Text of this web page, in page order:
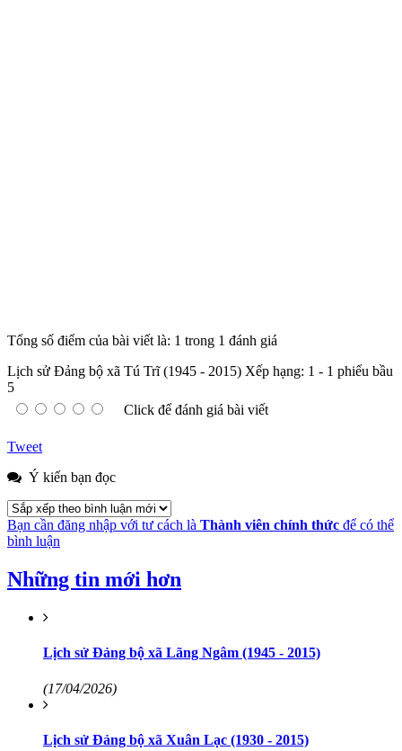
Tổng số điểm của bài viết là: 1 trong 1 đánh giá
Lịch sử Đảng bộ xã Tú Trĩ (1945 - 2015) Xếp hạng: 1 - 1 phiếu bầu
5
Click để đánh giá bài viết
Tweet
Ý kiến bạn đọc
Bạn cần đăng nhập với tư cách là Thành viên chính thức để có thể
bình luận
Những tin mới hơn
Lịch sử Đảng bộ xã Lãng Ngâm (1945 - 2015)
(17/04/2026)
Lịch sử Đảng bộ xã Xuân Lạc (1930 - 2015)